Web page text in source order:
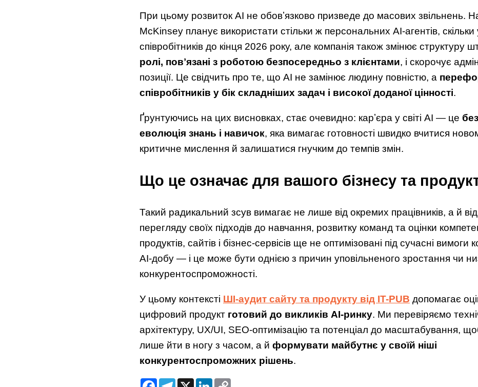
При цьому розвиток AI не обовʼязково призведе до масових звільнень.
McKinsey планує використати стільки ж персональних AI-агентів, скільки
співробітників до кінця 2026 року, але компанія також змінює структуру
ролі, повʼязані з роботою безпосередньо з клієнтами, і скорочує
позиції. Це свідчить про те, що AI не замінює людину повністю, а
співробітників у бік складніших задач і високої доданої цінності.
Ґрунтуючись на цих висновках, стає очевидно: карʼєра у світі AI — це
еволюція знань і навичок, яка вимагає готовності швидко вчитися
критичне мислення й залишатися гнучким до темпів змін.
Що це означає для вашого бізнесу та
Такий радикальний зсув вимагає не лише від окремих працівників, а й
перегляду своїх підходів до навчання, розвитку команд та оцінки
продуктів, сайтів і бізнес-сервісів ще не оптимізовані під сучасні вимоги
AI-добу — і це може бути однією з причин уповільненого зростання чи
конкурентоспроможності.
У цьому контексті ШІ-аудит сайту та продукту від IT-PUB допомагає
цифровий продукт готовий до викликів AI-ринку. Ми перевіряємо
архітектуру, UX/UI, SEO-оптимізацію та потенціал до масштабування,
лише йти в ногу з часом, а й формувати майбутнє у своїй ніші
конкурентоспроможних рішень.
FacebookTelegram
X LinkedIn